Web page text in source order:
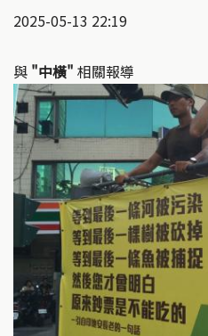
2025-05-13 22:19
與 "中橫" 相關報導